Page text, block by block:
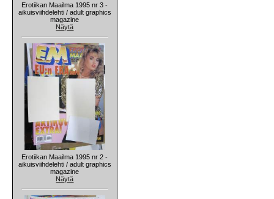
Erotiikan Maailma 1995 nr 3 -
aikuisviihdelehti / adult graphics
magazine
Näytä
Erotiikan Maailma 1995 nr 2 -
aikuisviihdelehti / adult graphics
magazine
Näytä